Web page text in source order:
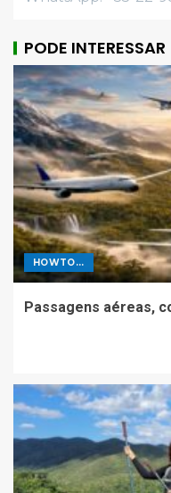
PODE INTERESSAR
HOWTO...
Passagens aéreas,